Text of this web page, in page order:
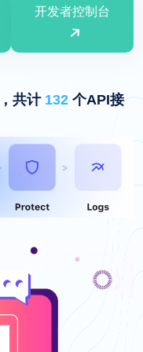
开发者控制台
共计 132 个API接